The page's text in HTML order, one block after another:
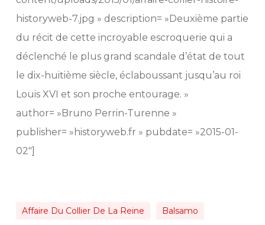
historyweb-7.jpg » description= »Deuxième partie
du récit de cette incroyable escroquerie qui a
déclenché le plus grand scandale d’état de tout
le dix-huitième siècle, éclaboussant jusqu’au roi
Louis XVI et son proche entourage. »
author= »Bruno Perrin-Turenne »
publisher= »historyweb.fr » pubdate= »2015-01-
02″]
Affaire Du Collier De La Reine Balsamo